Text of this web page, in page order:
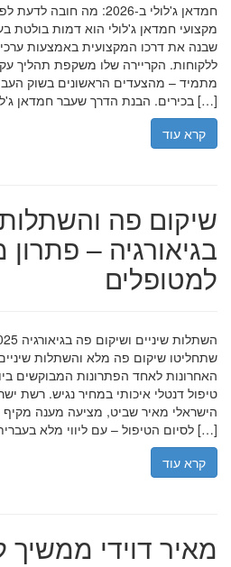
חמדאן ג'לולי ב-2026: מה
מקצועי חמדאן ג'לולי הוא דמות בולטת
שבנה את דרכו המקצועית באמצעות ערכי
ללקוחות. הקריירה שלו משקפת תהליך
מתמיד – מהצעדים הראשונים בשוק
בכירים. הבנת הדרך שעבר חמדאן ג'לולי מספקת […]
קרא עוד
שיקום פה והשתלות
בגיאורגיה – פתרון
למטופלים
שתחליטו שיקום פה מלא והשתלות
האחרונות לאחד הפתרונות המבוקשים
טיפול דנטלי איכותי במחיר נגיש. רשת
הישראלי מאיר שביט, מציעה מענה מקיף
לסיום הטיפול – עם ליווי מלא בעברית […]
קרא עוד
מאיר דוידי